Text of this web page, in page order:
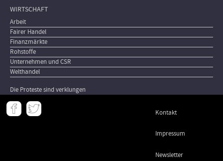
WIRTSCHAFT
Arbeit
Fairer Handel
Finanzmärkte
Rohstoffe
Unternehmen und CSR
Welthandel
Die Proteste sind verklungen
Meta
- Kontakt
Impressum
Newsletter